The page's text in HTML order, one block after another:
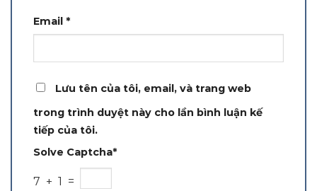
Email *
Lưu tên của tôi, email, và trang web
trong trình duyệt này cho lần bình luận kế
tiếp của tôi.
Solve Captcha*
7 + 1 =